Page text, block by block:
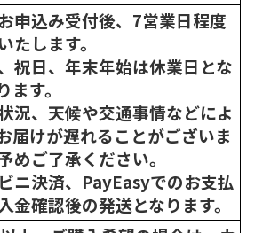
申込み受付後、7営業日程度
たします。
祝日、年末年始は休業日とな
ます。
況、天候や交通事情などによ
届けが遅れることがございま
めご了承ください。
ニ決済、PayEasyでのお支払
金確認後の発送となります。